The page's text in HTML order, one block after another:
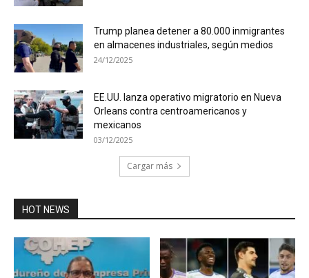
Trump planea detener a 80.000 inmigrantes
en almacenes industriales, según medios
24/12/2025
EE.UU. lanza operativo migratorio en Nueva
Orleans contra centroamericanos y
mexicanos
03/12/2025
Cargar más
HOT NEWS